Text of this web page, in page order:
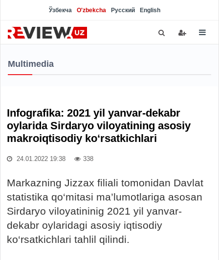
Ўзбекча O'zbekcha Русский English
Multimedia
Infografika: 2021 yil yanvar-dekabr
oylarida Sirdaryo viloyatining asosiy
makroiqtisodiy ko‘rsatkichlari
24.01.2022 19:38 338
Markazning Jizzax filiali tomonidan Davlat
statistika qo‘mitasi ma’lumotlariga asosan
Sirdaryo viloyatininig 2021 yil yanvar-
dekabr oylaridagi asosiy iqtisodiy
ko‘rsatkichlari tahlil qilindi.